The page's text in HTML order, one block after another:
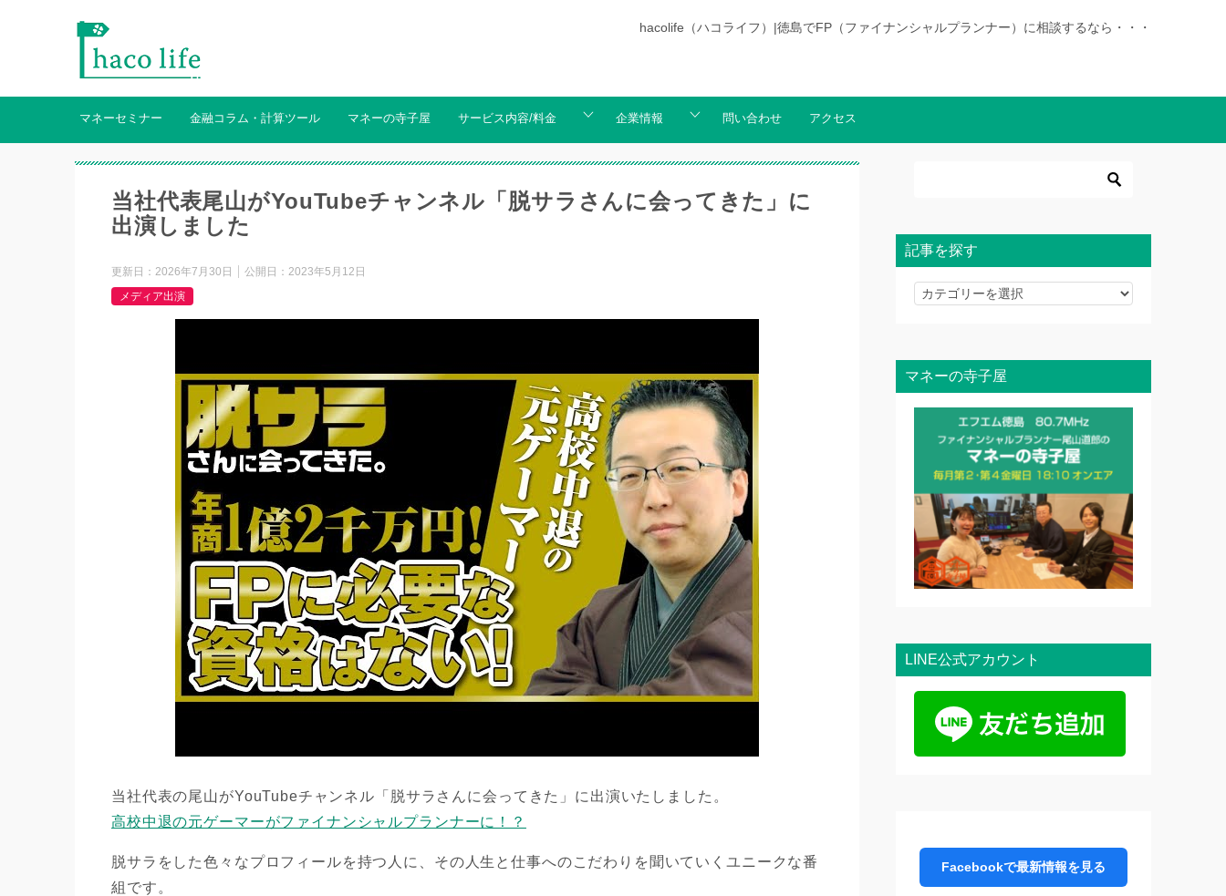
hacolife（ハコライフ）|徳島でFP（ファイナンシャルプランナー）に相談するなら・・・
マネーセミナー 金融コラム・計算ツール マネーの寺子屋 サービス内容/料金 企業情報 問い合わせ アクセス
当社代表尾山がYouTubeチャンネル「脱サラさんに会ってきた」に
出演しました
更新日： 2026年7月30日 公開日： 2023年5月12日
メディア出演
当社代表の尾山がYouTubeチャンネル「脱サラさんに会ってきた」に出演いたしました。
高校中退の元ゲーマーがファイナンシャルプランナーに！？
脱サラをした色々なプロフィールを持つ人に、その人生と仕事へのこだわりを聞いていくユニークな番
組です。
記事を探す
記
探
す
マネーの寺子屋
LINE公式アカウント
Facebookで最新情報を見る